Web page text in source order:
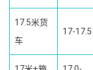
17.5米货
车
17-17.5